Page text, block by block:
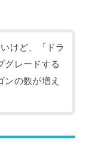
けど、「ドラ
グレードする
ンの数が増え